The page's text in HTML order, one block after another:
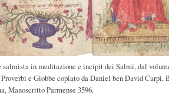
salmista in meditazione e incipit dei Salmi, dal
e Giobbe copiato da Daniel ben David Carpi,
Manoscritto Parmense 3596.